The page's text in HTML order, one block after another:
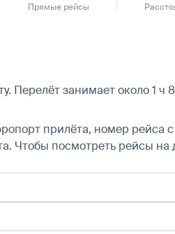
Прямые рейсы
Перелёт занимает около 1
прилёта, номер рейса
Чтобы посмотреть рейсы на